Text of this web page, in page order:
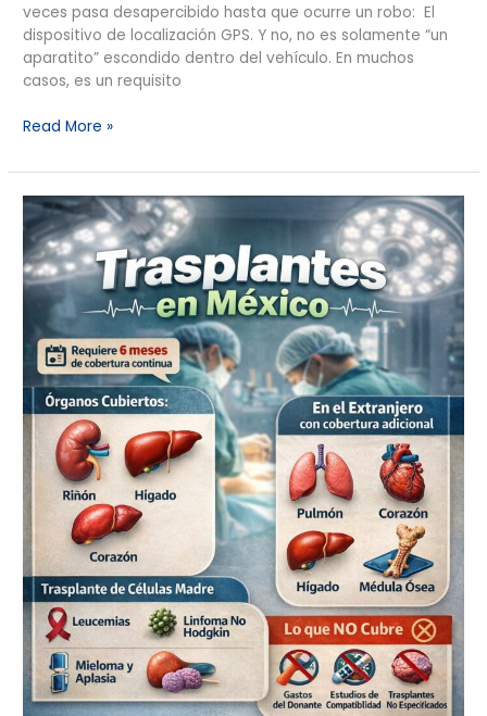
veces pasa desapercibido hasta que ocurre un robo: El
dispositivo de localización GPS. Y no, no es solamente “un
aparatito” escondido dentro del vehículo. En muchos
casos, es un requisito
Read More »
¿Un
trasplante
está
cubierto
por
seguro?
Lo
que
SÍ,
lo
que
casi
nadie
te
explica